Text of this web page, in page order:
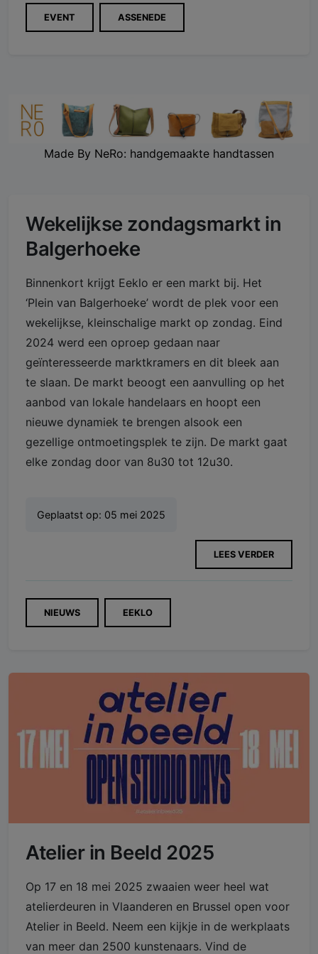
EVENT ASSENEDE
Made By NeRo: handgemaakte handtassen
Wekelijkse zondagsmarkt in
Balgerhoeke
Binnenkort krijgt Eeklo er een markt bij. Het
‘Plein van Balgerhoeke’ wordt de plek voor een
wekelijkse, kleinschalige markt op zondag. Eind
2024 werd een oproep gedaan naar
geïnteresseerde marktkramers en dit bleek aan
te slaan. De markt beoogt een aanvulling op het
aanbod van lokale handelaars en hoopt een
nieuwe dynamiek te brengen alsook een
gezellige ontmoetingsplek te zijn. De markt gaat
elke zondag door van 8u30 tot 12u30.
Geplaatst op: 05 mei 2025
LEES VERDER
NIEUWS EEKLO
Atelier in Beeld 2025
Op 17 en 18 mei 2025 zwaaien weer heel wat
atelierdeuren in Vlaanderen en Brussel open voor
Atelier in Beeld. Neem een kijkje in de werkplaats
van meer dan 2500 kunstenaars. Vind de